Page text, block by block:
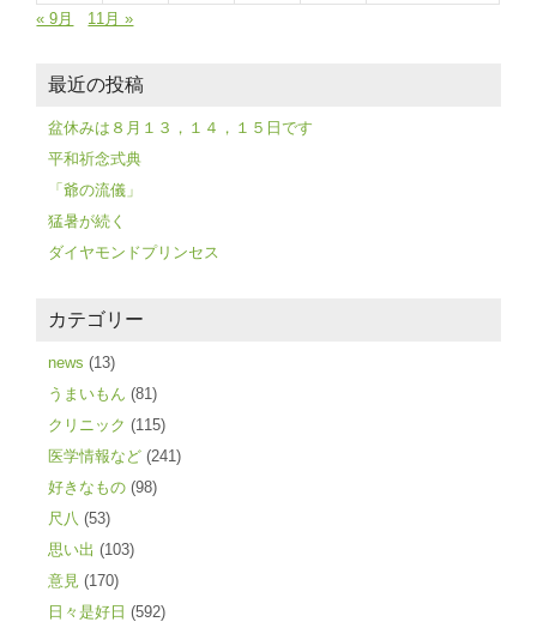
« 9月
11月 »
最近の投稿
盆休みは８月１３，１４，１５日です
平和祈念式典
「爺の流儀」
猛暑が続く
ダイヤモンドプリンセス
カテゴリー
news (13)
うまいもん (81)
クリニック (115)
医学情報など (241)
好きなもの (98)
尺八 (53)
思い出 (103)
意見 (170)
日々是好日 (592)